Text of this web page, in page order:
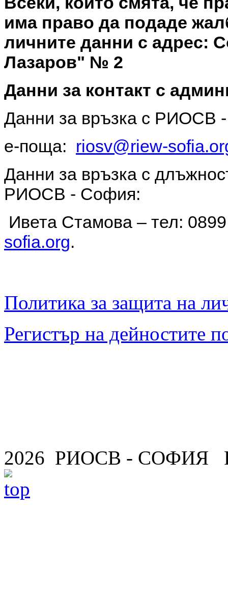
има право да подаде
личните данни с адрес:
Лазаров" № 2
Данни за контакт с
Данни за връзка с РИОСВ
е-поща: riosv@riew-
Данни за връзка с
РИОСВ - София:
Ивета Стамова – тел:
sofia.org.
Политика за защита на
Регистър на дейностите
2026 РИОСВ - СОФИЯ